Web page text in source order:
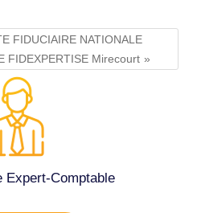
FIDUCIAIRE NATIONALE
FIDEXPERTISE Mirecourt
Expert-Comptable